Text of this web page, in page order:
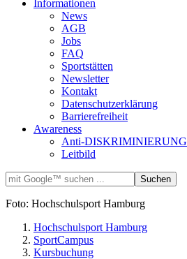
Informationen
News
AGB
Jobs
FAQ
Sportstätten
Newsletter
Kontakt
Datenschutzerklärung
Barrierefreiheit
Awareness
Anti-DISKRIMINIERUNG
Leitbild
Foto: Hochschulsport Hamburg
Hochschulsport Hamburg
SportCampus
Kursbuchung